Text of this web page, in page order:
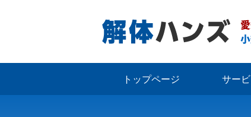
トップページ サー